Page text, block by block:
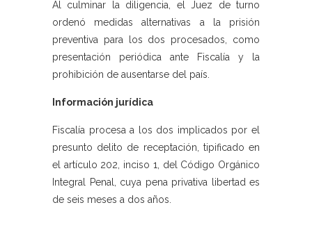
Al culminar la diligencia, el Juez de turno
ordenó medidas alternativas a la prisión
preventiva para los dos procesados, como
presentación periódica ante Fiscalía y la
prohibición de ausentarse del país.
Información jurídica
Fiscalía procesa a los dos implicados por el
presunto delito de receptación, tipificado en
el artículo 202, inciso 1, del Código Orgánico
Integral Penal, cuya pena privativa libertad es
de seis meses a dos años.